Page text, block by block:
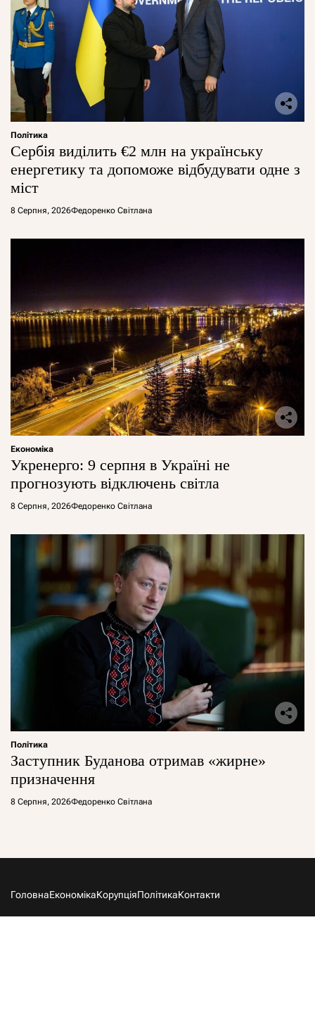
Політика
Сербія виділить €2 млн на українську
енергетику та допоможе відбудувати одне з
міст
8 Серпня, 2026Федоренко Світлана
Економіка
Укренерго: 9 серпня в Україні не
прогнозують відключень світла
8 Серпня, 2026Федоренко Світлана
Політика
Заступник Буданова отримав «жирне»
призначення
8 Серпня, 2026Федоренко Світлана
ГоловнаЕкономікаКорупціяПолітикаКонтакти